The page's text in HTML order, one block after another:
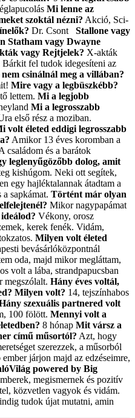
Mi lenne az
szoktál nézni? Akció, Sci-
Dr. Csont Stallone vagy
Statham vagy Dwayne
vagy Rejtjelek? X-akták
Bárkit fel tudok idegesíteni az
csinálnál meg a villában?
Mire vagy a legbüszkébb?
lettem. Mi a legjobb
Mi a legrosszabb
első rész a moziban.
volt életed eddigi legrosszabb
Amikor 13 éves koromban a
családom és a barátok
leglenyűgözőbb dolog, amit
kishúgom. Neki ott segítek,
egy hajléktalannak átadtam a
sapkámat. Történt már olyan
Mikor nagypapámat
Vékony, orosz
kerek fenék. Vidám,
Milyen volt életed
bevásárlóközpontnál
oda, majd mikor megláttam,
volt a lába, strandpapucsban
megszólalt. Hány éves voltál,
Milyen volt? 14, tejszínhabos
szexuális partnered volt
100 fölött. Mennyi volt a
8 hónap Mit vársz a
című műsortól? Azt, hogy
szerezzek, a műsorból
járjon majd az edzéseimre,
powered by Big
megismernek és pozitív
közvetlen vagyok és vidám.
tudok újat mutatni, amin